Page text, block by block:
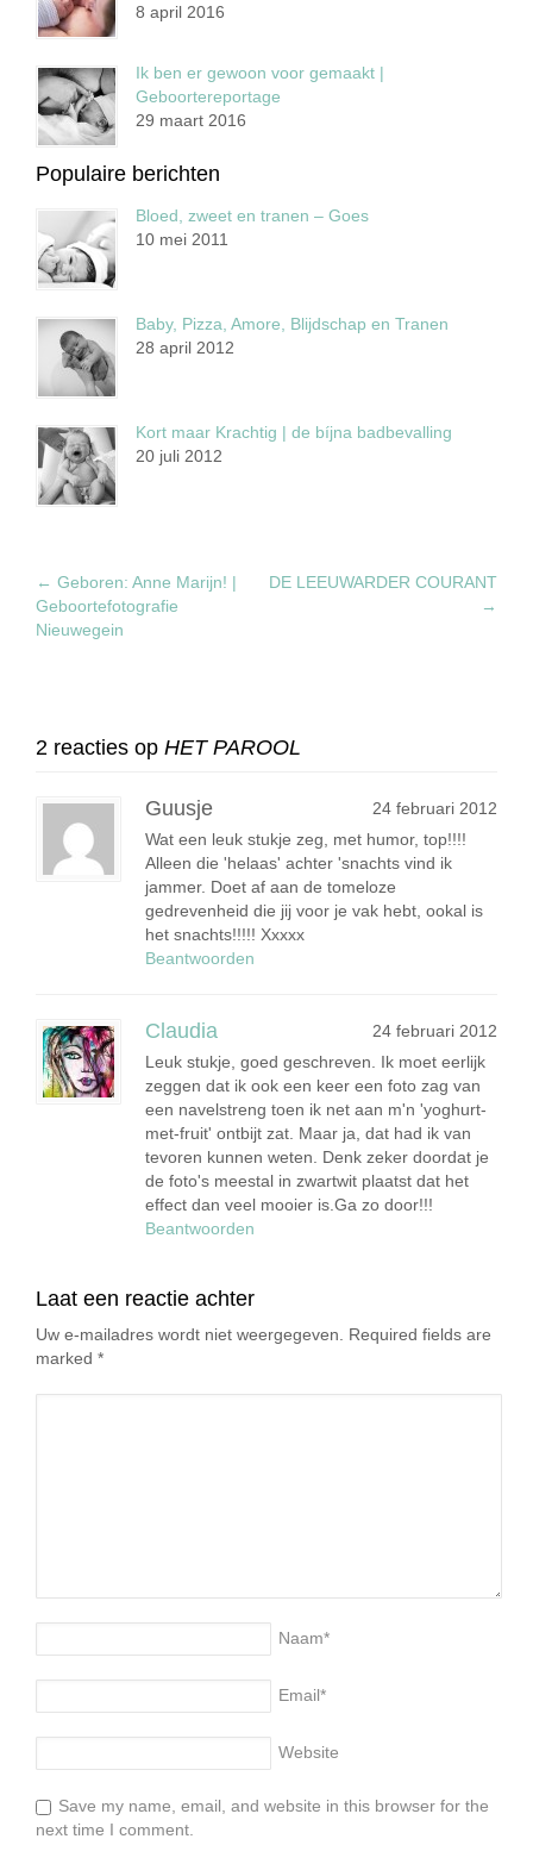
8 april 2016
Ik ben er gewoon voor gemaakt |
Geboortereportage
29 maart 2016
Populaire berichten
Bloed, zweet en tranen – Goes
10 mei 2011
Baby, Pizza, Amore, Blijdschap en Tranen
28 april 2012
Kort maar Krachtig | de bíjna badbevalling
20 juli 2012
← Geboren: Anne Marijn! |
Geboortefotografie
Nieuwegein
DE LEEUWARDER COURANT
→
2 reacties op HET PAROOL
Guusje
24 februari 2012
Wat een leuk stukje zeg, met humor, top!!!!
Alleen die 'helaas' achter 'snachts vind ik
jammer. Doet af aan de tomeloze
gedrevenheid die jij voor je vak hebt, ookal is
het snachts!!!!! Xxxxx
Beantwoorden
Claudia
24 februari 2012
Leuk stukje, goed geschreven. Ik moet eerlijk
zeggen dat ik ook een keer een foto zag van
een navelstreng toen ik net aan m'n 'yoghurt-
met-fruit' ontbijt zat. Maar ja, dat had ik van
tevoren kunnen weten. Denk zeker doordat je
de foto's meestal in zwartwit plaatst dat het
effect dan veel mooier is.Ga zo door!!!
Beantwoorden
Laat een reactie achter
Uw e-mailadres wordt niet weergegeven. Required fields are
marked *
Naam*
Email*
Website
Save my name, email, and website in this browser for the
next time I comment.